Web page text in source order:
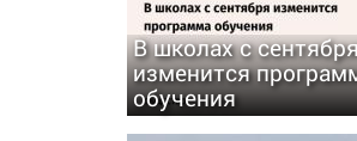
В школах с
изменится
обучения